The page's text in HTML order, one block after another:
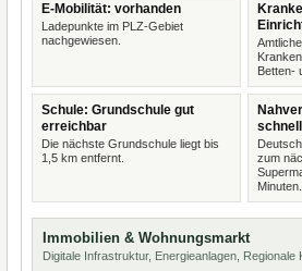
E-Mobilität: vorhanden
Ladepunkte im PLZ-Gebiet
nachgewiesen.
Betten-
Schule: Grundschule gut
erreichbar
Die nächste Grundschule liegt bis
1,5 km entfernt.
zum
Minuten.
Immobilien & Wohnungsmarkt
Digitale Infrastruktur, Energieanlagen, Regionale